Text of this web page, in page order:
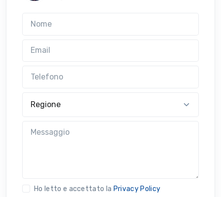
Ho letto e accettato la Privacy Policy